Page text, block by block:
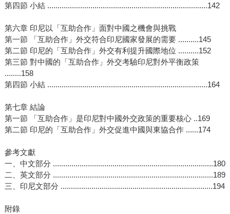
第四節 小結 ..............................................................................142
第六章 印尼以「互助合作」面對中國之機會與挑戰
第一節 「互助合作」外交符合印尼國家發展的需要 ..........145
第二節 印尼的「互助合作」外交有利提升國際地位 ..........152
第三節 對中國的「互助合作」外交考驗印尼對外平衡政策
........158
第四節 小結 ..............................................................................164
第七章 結論
第一節 「互助合作」是印尼對中國外交政策的重要核心 ..169
第二節 印尼的「互助合作」外交促進中國與東協合作 ......174
參考文獻
一、中文部分 ..............................................................................180
二、英文部分 ..............................................................................189
三、印尼文部分 ..........................................................................194
附錄